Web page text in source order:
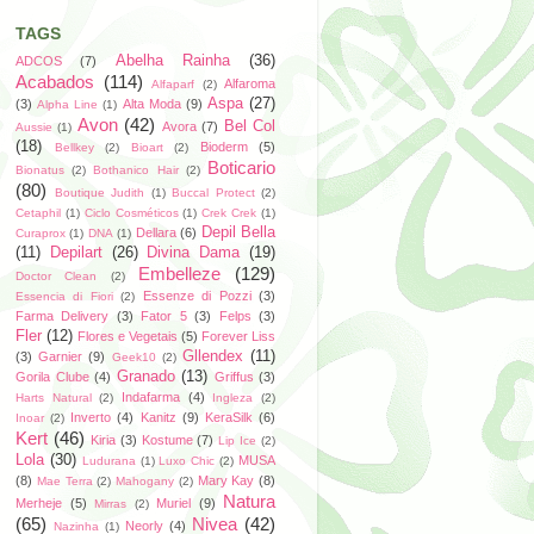
TAGS
ADCOS (7) Abelha Rainha (36)
Acabados (114) Alfaparf (2) Alfaroma
(3) Alpha Line (1) Alta Moda (9) Aspa (27)
Aussie (1) Avon (42) Avora (7)
Bel Col
(18)
Bellkey (2) Bioart (2) Bioderm (5)
Bionatus (2) Bothanico Hair (2)
Boticario
(80)
Boutique Judith (1) Buccal Protect (2)
Cetaphil (1) Ciclo Cosméticos (1) Crek Crek (1)
Curaprox (1) DNA (1) Dellara (6) Depil Bella
(11)
Depilart (26) Divina Dama (19)
Doctor Clean (2) Embelleze (129)
Essencia di Fiori (2) Essenze di Pozzi (3)
Farma Delivery (3) Fator 5 (3) Felps (3)
Fler (12) Flores e Vegetais (5) Forever Liss
(3) Garnier (9) Geek10 (2) Gllendex (11)
Gorila Clube (4) Granado (13) Griffus (3)
Harts Natural (2) Indafarma (4) Ingleza
(2)
Inoar (2) Inverto (4) Kanitz (9) KeraSilk (6)
Kert (46) Kiria (3) Kostume (7) Lip Ice (2)
Lola (30) Ludurana (1) Luxo Chic (2) MUSA
(8) Mae Terra (2) Mahogany (2) Mary Kay (8)
Merheje (5) Mirras (2) Muriel (9)
Natura
(65)
Nazinha (1) Neorly (4) Nivea (42)